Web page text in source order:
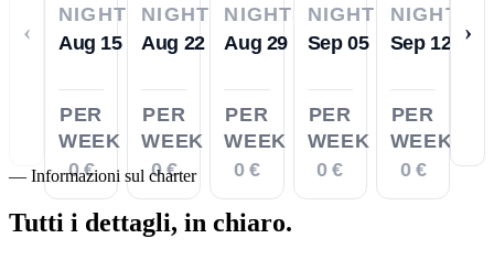
‹
NIGHTS
Aug 15
PER
WEEK
0 €
NIGHTS
Aug 22
PER
WEEK
0 €
NIGHTS
Aug 29
PER
WEEK
0 €
NIGHTS
Sep 05
PER
WEEK
0 €
NIGHTS
Sep 12
PER
WEEK
0 €
›
— Informazioni sul charter
Tutti i dettagli, in chiaro.